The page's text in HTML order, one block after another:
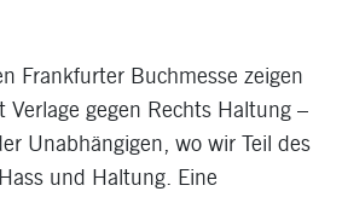
Frankfurter Buchmesse zeigen
Verlage gegen Rechts Haltung –
Unabhängigen, wo wir Teil des
und Haltung. Eine